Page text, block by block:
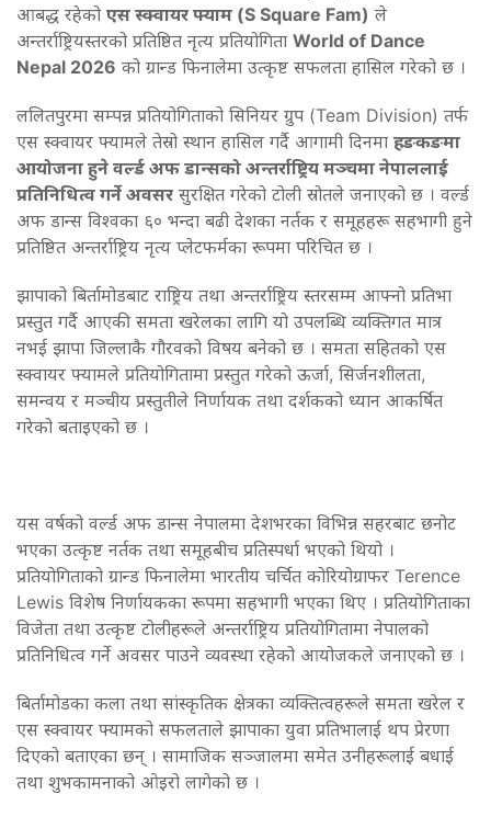
आबद्ध रहेको एस स्क्वायर फ्याम (S Square Fam) ले
अन्तर्राष्ट्रियस्तरको प्रतिष्ठित नृत्य प्रतियोगिता World of Dance
Nepal 2026 को ग्रान्ड फिनालेमा उत्कृष्ट सफलता हासिल गरेको छ ।
ललितपुरमा सम्पन्न प्रतियोगिताको सिनियर ग्रुप (Team Division) तर्फ
एस स्क्वायर फ्यामले तेस्रो स्थान हासिल गर्दै आगामी दिनमा हङकङमा
आयोजना हुने वर्ल्ड अफ डान्सको अन्तर्राष्ट्रिय मञ्चमा नेपाललाई
प्रतिनिधित्व गर्ने अवसर सुरक्षित गरेको टोली स्रोतले जनाएको छ । वर्ल्ड
अफ डान्स विश्वका ६० भन्दा बढी देशका नर्तक र समूहहरू सहभागी हुने
प्रतिष्ठित अन्तर्राष्ट्रिय नृत्य प्लेटफर्मका रूपमा परिचित छ ।
झापाको बिर्तामोडबाट राष्ट्रिय तथा अन्तर्राष्ट्रिय स्तरसम्म आफ्नो प्रतिभा
प्रस्तुत गर्दै आएकी समता खरेलका लागि यो उपलब्धि व्यक्तिगत मात्र
नभई झापा जिल्लाकै गौरवको विषय बनेको छ । समता सहितको एस
स्क्वायर फ्यामले प्रतियोगितामा प्रस्तुत गरेको ऊर्जा, सिर्जनशीलता,
समन्वय र मञ्चीय प्रस्तुतीले निर्णायक तथा दर्शकको ध्यान आकर्षित
गरेको बताइएको छ ।
यस वर्षको वर्ल्ड अफ डान्स नेपालमा देशभरका विभिन्न सहरबाट छनोट
भएका उत्कृष्ट नर्तक तथा समूहबीच प्रतिस्पर्धा भएको थियो ।
प्रतियोगिताको ग्रान्ड फिनालेमा भारतीय चर्चित कोरियोग्राफर Terence
Lewis विशेष निर्णायकका रूपमा सहभागी भएका थिए । प्रतियोगिताका
विजेता तथा उत्कृष्ट टोलीहरूले अन्तर्राष्ट्रिय प्रतियोगितामा नेपालको
प्रतिनिधित्व गर्ने अवसर पाउने व्यवस्था रहेको आयोजकले जनाएको छ ।
बिर्तामोडका कला तथा सांस्कृतिक क्षेत्रका व्यक्तित्वहरूले समता खरेल र
एस स्क्वायर फ्यामको सफलताले झापाका युवा प्रतिभालाई थप प्रेरणा
दिएको बताएका छन् । सामाजिक सञ्जालमा समेत उनीहरूलाई बधाई
तथा शुभकामनाको ओइरो लागेको छ ।